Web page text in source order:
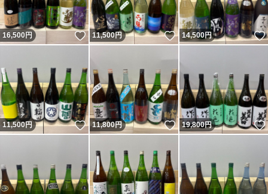
16,500円 いいね！
11,500円 いいね！
14,500円
11,500円 いいね！
11,800円 いいね！
19,800円